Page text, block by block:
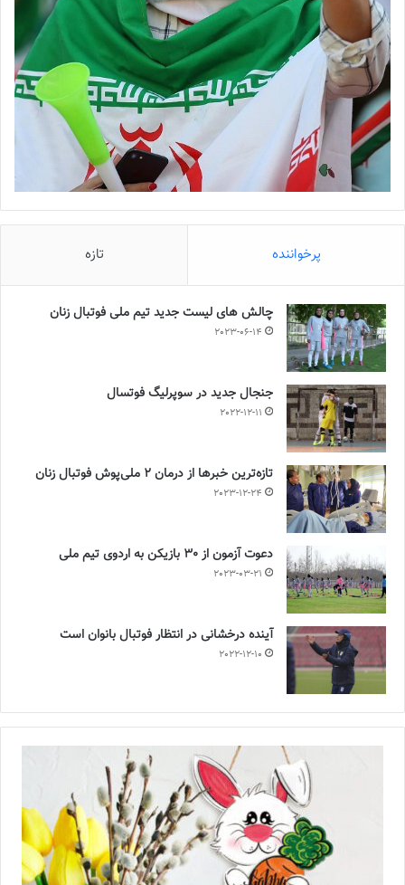
پرخواننده تازه
چالش هاى ليست جدید تيم ملى فوتبال زنان
2023-06-14
جنجال جدید در سوپرلیگ فوتسال
2022-12-11
تازه‌ترین خبرها از درمان ۲ ملی‌پوش فوتبال زنان
2023-12-24
دعوت آزمون از 30 بازیکن به اردوی تیم ملی
2023-03-21
آینده درخشانی در انتظار فوتبال بانوان است
2022-12-10